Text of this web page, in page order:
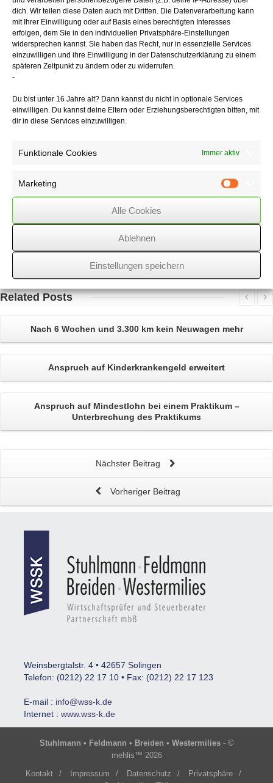
dich. Wir teilen diese Daten auch mit Dritten. Die Datenverarbeitung kann
mit Ihrer Einwilligung oder auf Basis eines berechtigten Interesses
erfolgen, dem Sie in den individuellen Privatsphäre-Einstellungen
widersprechen kannst. Sie haben das Recht, nur in essenzielle Services
einzuwilligen und ihre Einwilligung in der Datenschutzerklärung zu einem
späteren Zeitpunkt zu ändern oder zu widerrufen.
-
Du bist unter 16 Jahre alt? Dann kannst du nicht in optionale Services
einwilligen. Du kannst deine Eltern oder Erziehungsberechtigten bitten, mit
dir in diese Services einzuwilligen.
Funktionale Cookies Immer aktiv
Marketing
Alle Cookies
Ablehnen
Einstellungen speichern
an.
Die Aufwendungen, d. h. die Anschaffungs- oder Herstellungskosten
und Werbungskosten,
sind in einem solchen Fall erst in dem Veranlagungszeitraum anteilig
abziehbar,
in dem der jeweilige Teilerlös aus dem privaten Veräußerungsgeschäft
Im entschiedenen Fall begehrten die Steuerpflichtigen die
Verrechnung des gesamten
Verlustrealisierung
Immobilienbesitzer,WSSK
Überden Autor
RelatedPosts
Nach 6 Wochen und 3.300 km kein Neuwagen mehr
Anspruch auf Kinderkrankengeld erweitert
Anspruch auf Mindestlohn bei einem Praktikum–
Unterbrechung des Praktikums
Nächster Beitrag
Vorheriger Beitrag
Weinsbergtalstr. 4 • 42657 Solingen
Telefon: (0212) 22 17 10 • Fax: (0212) 22 17 123
E-mail : info@wss-k.de
Internet : www.wss-k.de
Stuhlmann • Feldmann • Breiden • Westermilies- ©
mehlis™ 2026
Kontakt
/ Impressum / Datenschutz / Privatsphäre
/